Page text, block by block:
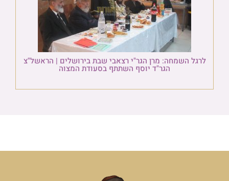
לרגל השמחה: מרן הגר"י רצאבי שבת בירושלים | הראשל"צ
הגר"ד יוסף השתתף בסעודת המצוה